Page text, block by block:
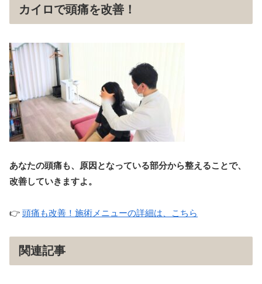
カイロで頭痛を改善！
あなたの頭痛も、原因となっている部分から整えることで、
改善していきますよ。
👉 頭痛も改善！施術メニューの詳細は、こちら
関連記事